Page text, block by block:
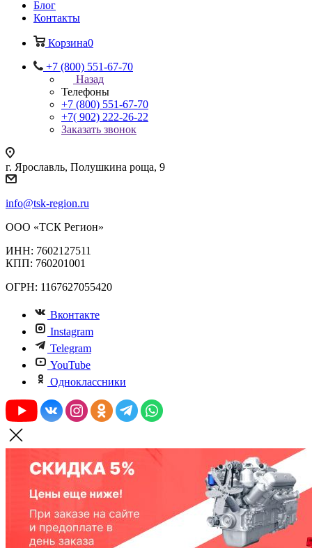
Блог
Контакты
Корзина0
+7 (800) 551-67-70
Назад
Телефоны
+7 (800) 551-67-70
+7( 902) 222-26-22
Заказать звонок
г. Ярославль, Полушкина роща, 9
info@tsk-region.ru
ООО «ТСК Регион»
ИНН: 7602127511
КПП: 760201001
ОГРН: 1167627055420
Вконтакте
Instagram
Telegram
YouTube
Одноклассники